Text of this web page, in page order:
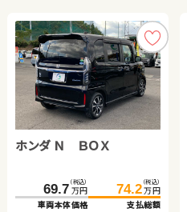
ホンダ Ｎ ＢＯＸ
69.7 （税込）
万円
車両本体価格
74.2 （税込）
万円
支払総額
トヨタ アルファード
378.0（税込）
万円
車両本体価格
394.5 （税込）
支払総額
諸費用：16.5 万円（税込）
2021 年 67,500 km
2,500cc 法定整備付
トヨタ ヴェルファイア
129.8（税込）
万円
車両本体価格
146.4 （税込）
支払総額
諸費用：16.6 万円（税込）
2014 年 64,500 km
2,400cc 法定整備付